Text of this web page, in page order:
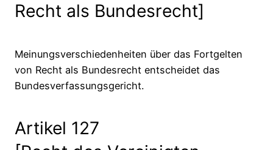
Recht als Bundesrecht]
Meinungsverschiedenheiten über das Fortgelten
von Recht als Bundesrecht entscheidet das
Bundesverfassungsgericht.
Artikel 127